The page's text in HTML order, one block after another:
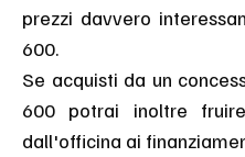
prezzi davvero interessanti per
600.
Se acquisti da un
600 potrai inoltre
dall'officina ai